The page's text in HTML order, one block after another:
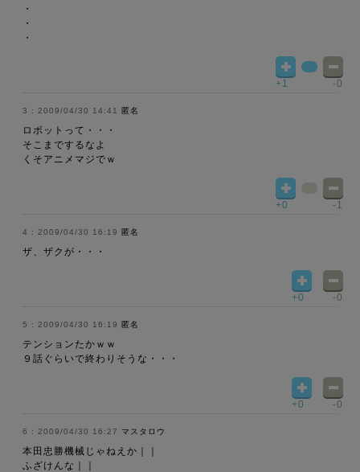
・
・
・
+1 -0
2009/04/30 14:41 匿名
ロボットって・・・
そこまでするなよ
くそアニメマジでｗ
+0 -1
2009/04/30 16:19 匿名
ザ、ザクが・・・
+0 -0
2009/04/30 16:19 匿名
テンションたかｗｗ
９話ぐらいで終わりそうな・・・
+0 -0
2009/04/30 16:27 マスタロウ
本田忠勝機械じゃねえか｜｜
ふざけんな｜｜